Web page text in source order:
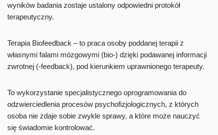
wyników badania zostaje ustalony odpowiedni protokół
terapeutyczny.
Terapia Biofeedback – to praca osoby poddanej terapii z
własnymi falami mózgowymi (bio-) dzięki podawanej informacji
zwrotnej (-feedback), pod kierunkiem uprawnionego terapeuty.
To wykorzystanie specjalistycznego oprogramowania do
odzwierciedlenia procesów psychofizjologicznych, z których
osoba nie zdaje sobie zwykle sprawy, a które może nauczyć
się świadomie kontrolować.